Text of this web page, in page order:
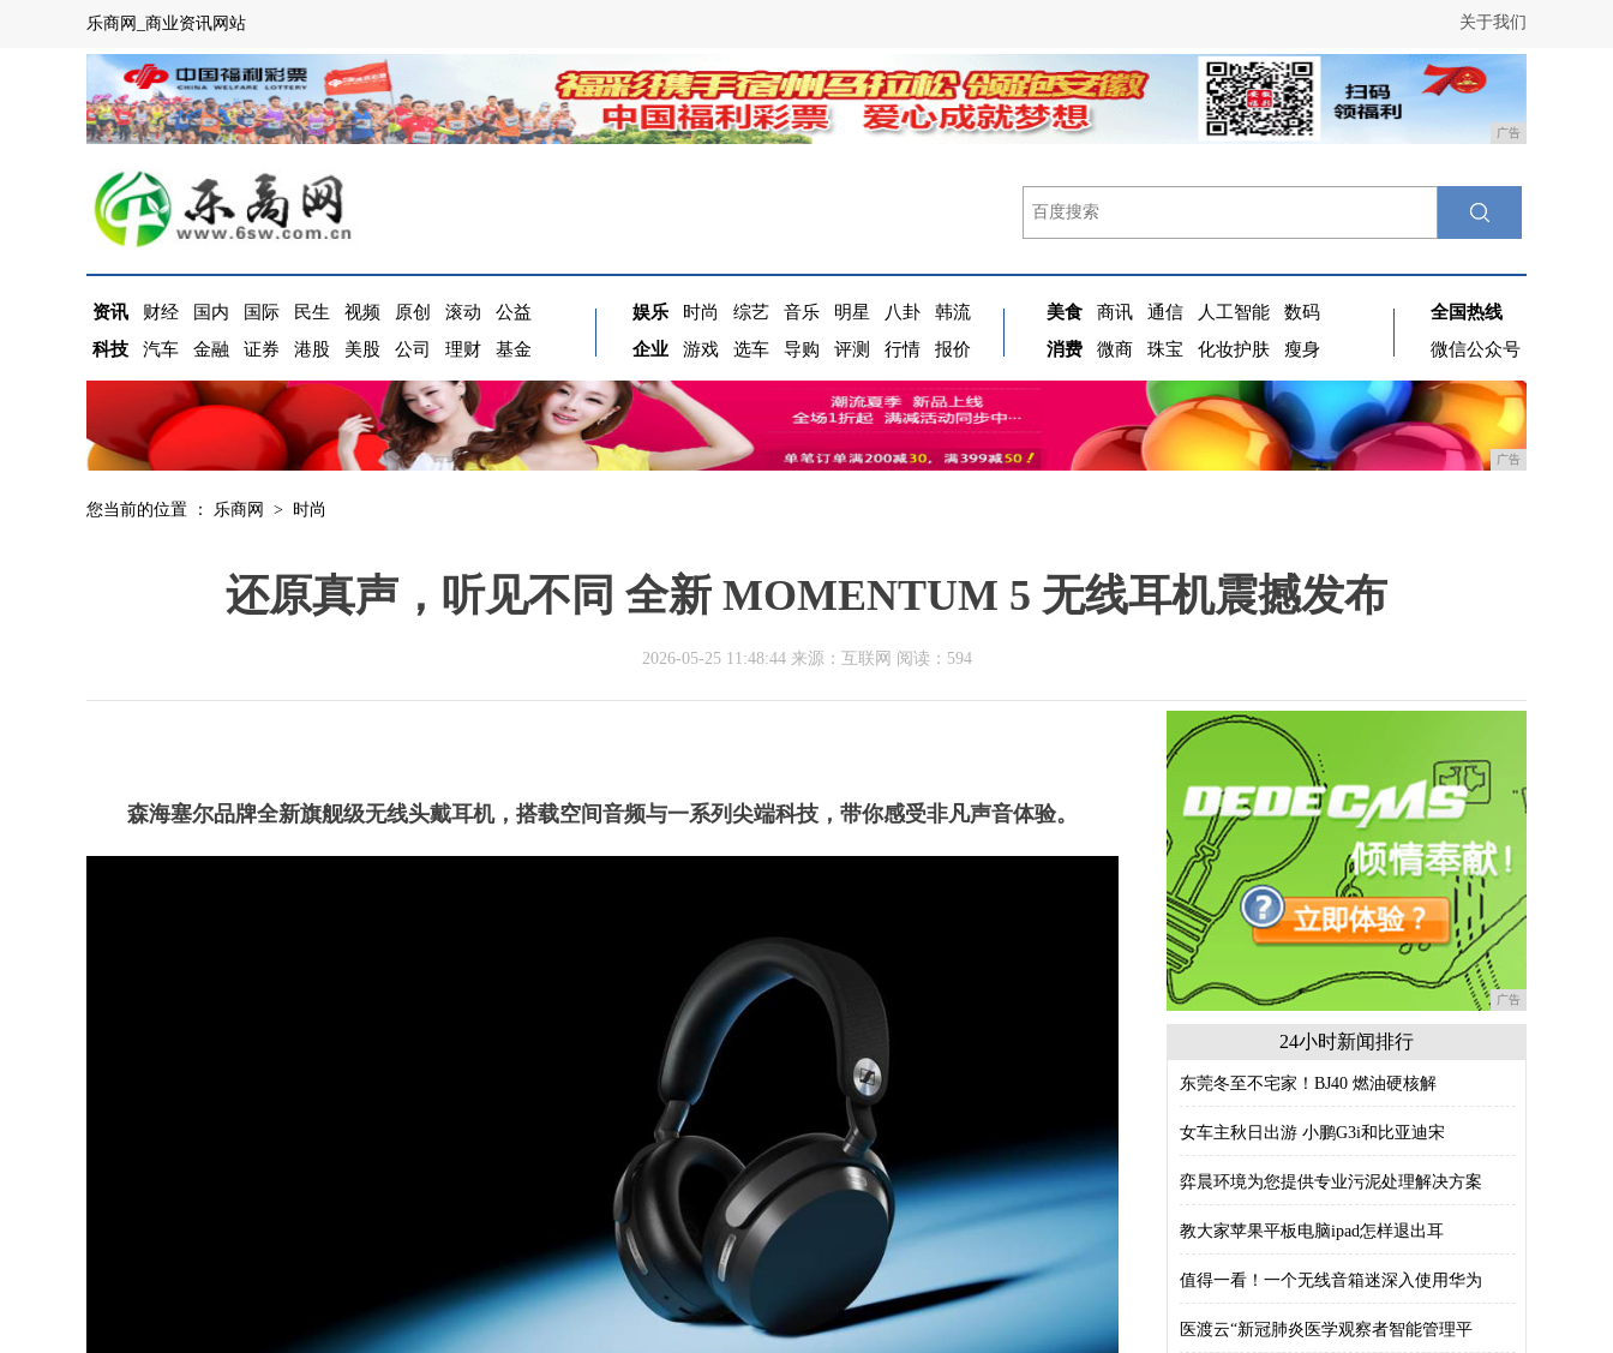
关于我们
乐商网_商业资讯网站
广告
资讯 财经 国内 国际 民生 视频 原创 滚动
公益
科技
汽车 金融 证券 港股 美股 公司 理财 基金
娱乐 时尚 综艺 音乐 明星 八卦
韩流
企业
游戏 选车 导购 评测 行情 报价
美食 商讯 通信 人工智能
数码
消费
微商 珠宝 化妆护肤 瘦身
全国热线
微信公众号
广告
您当前的位置 ： 乐商网 > 时尚
还原真声，听见不同 全新 MOMENTUM 5 无线耳机震撼发布
2026-05-25 11:48:44 来源：互联网 阅读：594
森海塞尔品牌全新旗舰级无线头戴耳机，搭载空间音频与一系列尖端科技，带你感受非凡声音体验。
广告
24小时新闻排行
东莞冬至不宅家！BJ40 燃油硬核解
女车主秋日出游 小鹏G3i和比亚迪宋
弈晨环境为您提供专业污泥处理解决方案
教大家苹果平板电脑ipad怎样退出耳
值得一看！一个无线音箱迷深入使用华为
医渡云“新冠肺炎医学观察者智能管理平